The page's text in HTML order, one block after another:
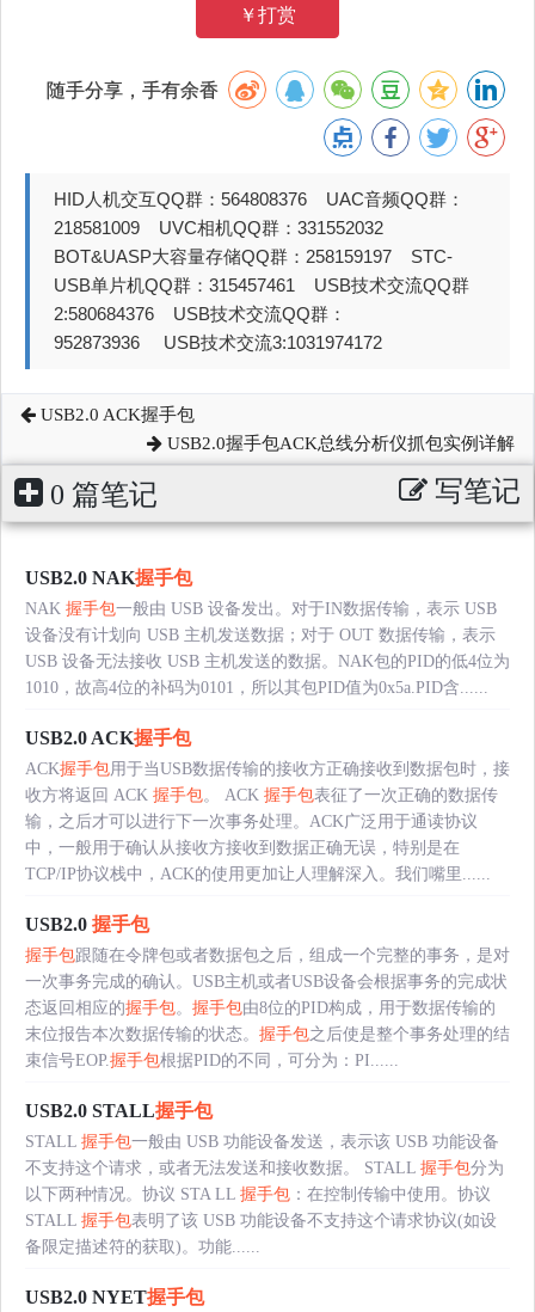
￥打赏
随手分享，手有余香
HID人机交互QQ群：564808376 UAC音频QQ群：
218581009 UVC相机QQ群：331552032
BOT&UASP大容量存储QQ群：258159197 STC-
USB单片机QQ群：315457461 USB技术交流QQ群
2:580684376 USB技术交流QQ群：
952873936 USB技术交流3:1031974172
USB2.0 ACK握手包
USB2.0握手包ACK总线分析仪抓包实例详解
0 篇笔记 写笔记
USB2.0 NAK握手包
NAK 握手包一般由 USB 设备发出。对于IN数据传输，表示 USB
设备没有计划向 USB 主机发送数据；对于 OUT 数据传输，表示
USB 设备无法接收 USB 主机发送的数据。NAK包的PID的低4位为
1010，故高4位的补码为0101，所以其包PID值为0x5a.PID含......
USB2.0 ACK握手包
ACK握手包用于当USB数据传输的接收方正确接收到数据包时，接
收方将返回 ACK 握手包。 ACK 握手包表征了一次正确的数据传
输，之后才可以进行下一次事务处理。ACK广泛用于通读协议
中，一般用于确认从接收方接收到数据正确无误，特别是在
TCP/IP协议栈中，ACK的使用更加让人理解深入。我们嘴里......
USB2.0 握手包
握手包跟随在令牌包或者数据包之后，组成一个完整的事务，是对
一次事务完成的确认。USB主机或者USB设备会根据事务的完成状
态返回相应的握手包。 握手包由8位的PID构成，用于数据传输的
末位报告本次数据传输的状态。 握手包之后使是整个事务处理的结
束信号EOP. 握手包根据PID的不同，可分为：PI......
USB2.0 STALL握手包
STALL 握手包一般由 USB 功能设备发送，表示该 USB 功能设备
不支持这个请求，或者无法发送和接收数据。 STALL 握手包分为
以下两种情况。协议 STA LL 握手包 ：在控制传输中使用。协议
STALL 握手包表明了该 USB 功能设备不支持这个请求协议(如设
备限定描述符的获取)。功能......
USB2.0 NYET握手包